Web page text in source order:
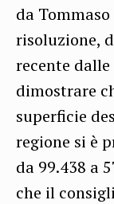
da
risoluzione,
recente
dimostrare
superficie
regione si è
da 99.438 a
che il